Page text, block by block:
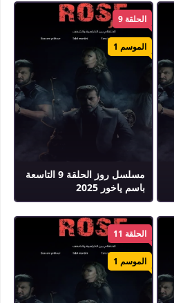
مسلسل روز الحلقة 9 التاسعة
باسم ياخور 2025
الحلقة 9
الموسم 1
الحلقة 11
الموسم 1